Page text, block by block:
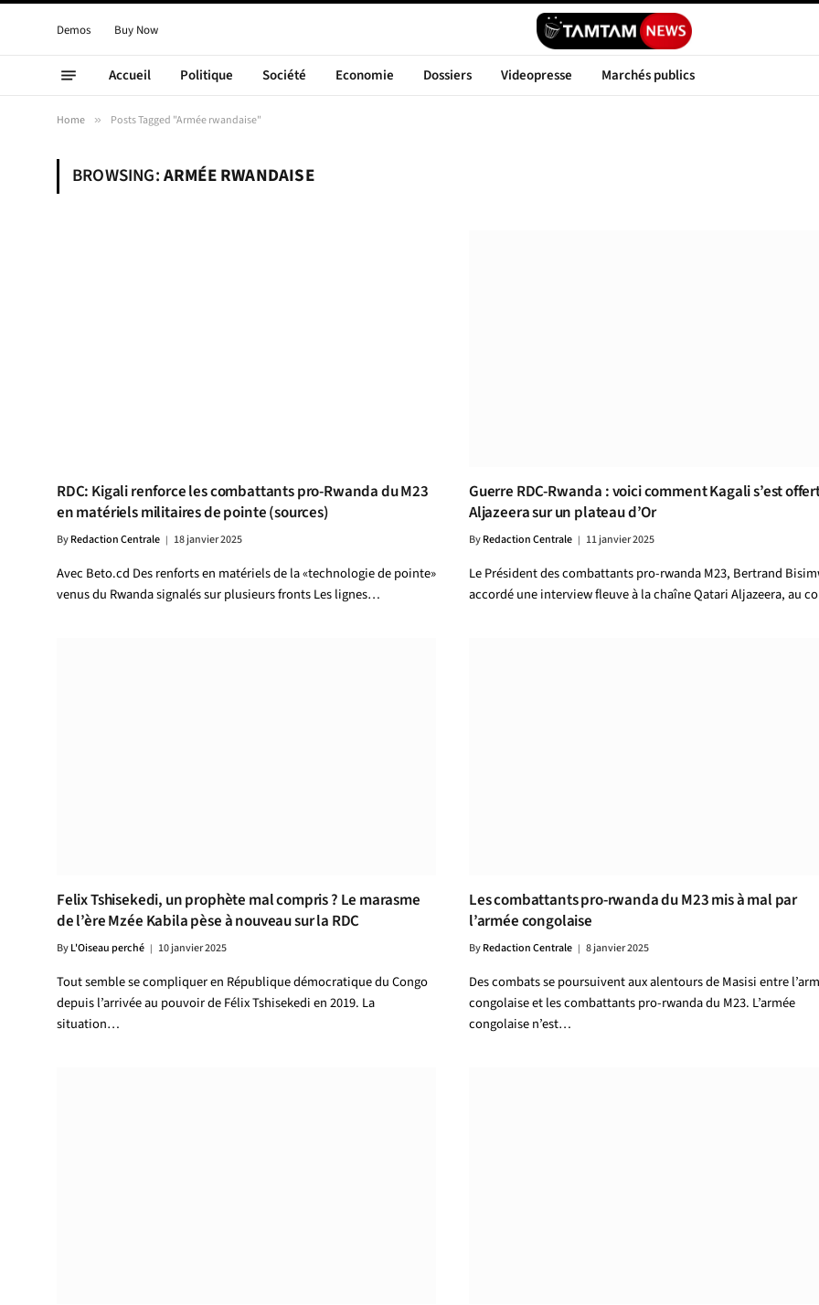
Demos Buy Now
Accueil Politique Société Economie Dossiers Videopresse Marchés publics
Home » Posts Tagged "Armée rwandaise"
BROWSING:ARMÉE RWANDAISE
RDC: Kigali renforce les combattants pro-Rwanda du M23
en matériels militaires de pointe (sources)
ByRedaction Centrale 18 janvier 2025
Avec Beto.cd Des renforts en matériels de la «technologie de pointe»
venus du Rwanda signalés sur plusieurs fronts Les lignes…
Guerre RDC-Rwanda : voici comment Kagali s’est
Aljazeera sur un plateau d’Or
ByRedaction Centrale 11 janvier 2025
Le Président des combattants pro-rwanda M23, Bertrand
accordé une interview fleuve à la chaîne Qatari Aljazeera, au
Felix Tshisekedi, un prophète mal compris ? Le marasme
de l’ère Mzée Kabila pèse à nouveau sur la RDC
ByL'Oiseau perché 10 janvier 2025
Tout semble se compliquer en République démocratique du Congo
depuis l’arrivée au pouvoir de Félix Tshisekedi en 2019. La
situation…
Les combattants pro-rwanda du M23 mis à mal par
l’armée congolaise
ByRedaction Centrale 8 janvier 2025
Des combats se poursuivent aux alentours de Masisi entre
congolaise et les combattants pro-rwanda du M23. L’armée
congolaise n’est…